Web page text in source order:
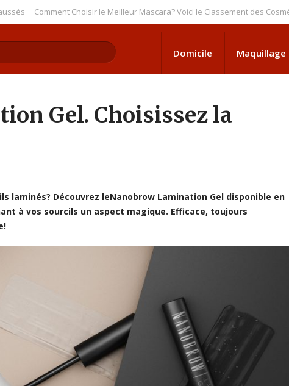
Comment Choisir le Meilleur Mascara? Voici le Classement des Cosmétiques
Domicile Maquillage
Gel. Choisissez la
laminés? Découvrez leNanobrow Lamination Gel disponible en
à vos sourcils un aspect magique. Efficace, toujours